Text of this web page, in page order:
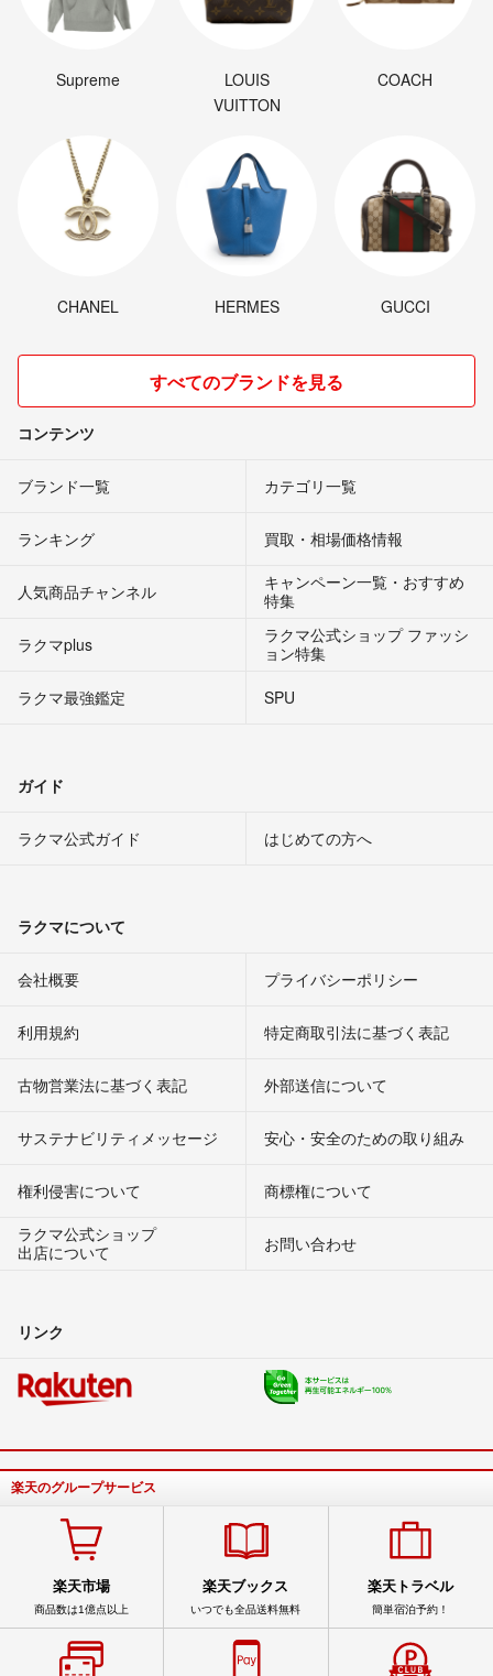
Supreme
LOUIS
VUITTON
COACH
CHANEL HERMES GUCCI
すべてのブランドを見る
コンテンツ
ブランド一覧 カテゴリ一覧
ランキング 買取・相場価格情報
人気商品チャンネル
キャンペーン一覧・おすすめ
特集
ラクマplus
ラクマ公式ショップ ファッシ
ョン特集
ラクマ最強鑑定
SPU
ガイド
ラクマ公式ガイド はじめての方へ
ラクマについて
会社概要 プライバシーポリシー
利用規約 特定商取引法に基づく表記
古物営業法に基づく表記 外部送信について
サステナビリティメッセージ 安心・安全のための取り組み
権利侵害について
商標権について
ラクマ公式ショップ
出店について
お問い合わせ
リンク
楽天のグループサービス
楽天市場
商品数は1億点以上
楽天ブックス
いつでも全品送料無料
楽天トラベル
簡単宿泊予約！